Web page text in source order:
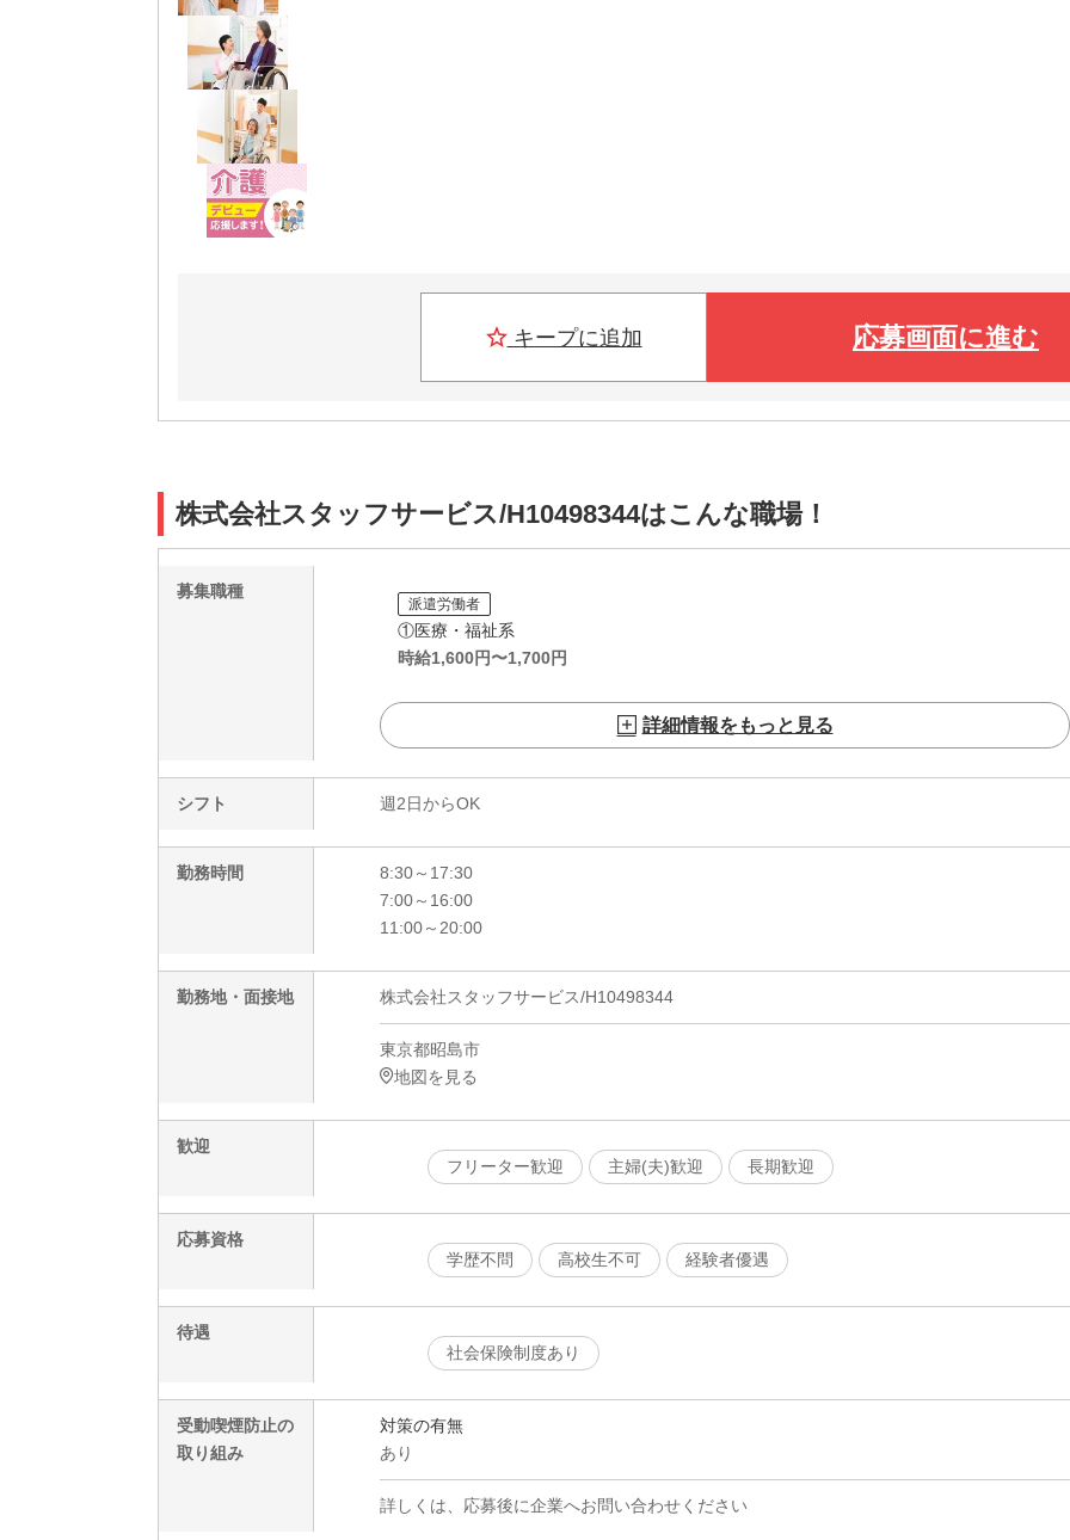
キープに追加 応募画面に進む
株式会社スタッフサービス/H10498344はこんな職場！
募集職種
派遣労働者
①医療・福祉系
時給1,600円〜1,700円
詳細情報をもっと見る
シフト 週2日からOK
勤務時間
8:30～17:30
7:00～16:00
11:00～20:00
勤務地・面接地 株式会社スタッフサービス/H10498344
東京都昭島市
地図を見る
歓迎
フリーター歓迎
主婦(夫)歓迎 長期歓迎
応募資格
学歴不問
高校生不可 経験者優遇
待遇
社会保険制度あり
受動喫煙防止の
取り組み
対策の有無
あり
詳しくは、応募後に企業へお問い合わせください